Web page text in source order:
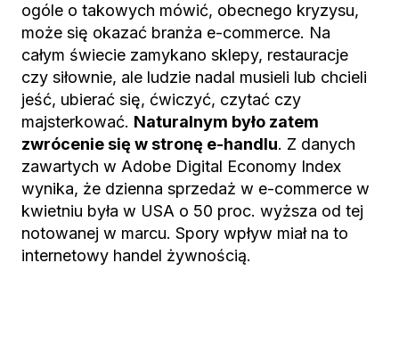
ogóle o takowych mówić, obecnego kryzysu,
może się okazać branża e-commerce. Na
całym świecie zamykano sklepy, restauracje
czy siłownie, ale ludzie nadal musieli lub chcieli
jeść, ubierać się, ćwiczyć, czytać czy
majsterkować. Naturalnym było zatem
zwrócenie się w stronę e-handlu. Z danych
zawartych w Adobe Digital Economy Index
wynika, że dzienna sprzedaż w e-commerce w
kwietniu była w USA o 50 proc. wyższa od tej
notowanej w marcu. Spory wpływ miał na to
internetowy handel żywnością.